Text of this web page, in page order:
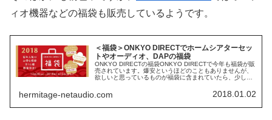
ィオ機器などの福袋も販売しているようです。
＜福袋＞ONKYO DIRECTでホームシアターセッ
トやオーディオ、DAPの福袋
ONKYO DIRECTの福袋ONKYO DIRECTで今年も福袋が販
売されています。爆安というほどのこともありませんが、
欲しいと思っているものが福袋に含まれていたら、少しお
hermitage-netaudio.com 2018.01.02